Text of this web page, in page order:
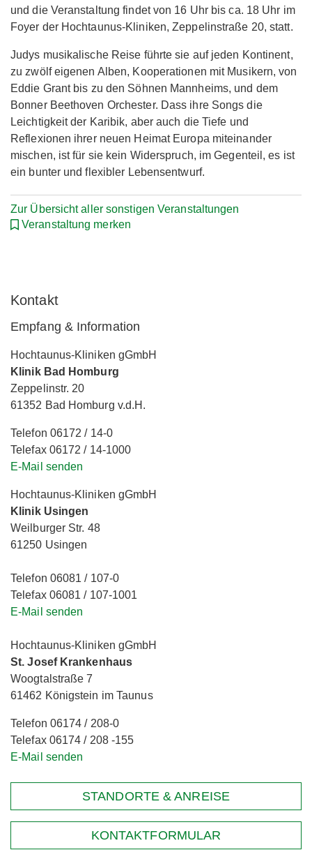
und die Veranstaltung findet von 16 Uhr bis ca. 18 Uhr im
Foyer der Hochtaunus-Kliniken, Zeppelinstraße 20, statt.
Judys musikalische Reise führte sie auf jeden Kontinent,
zu zwölf eigenen Alben, Kooperationen mit Musikern, von
Eddie Grant bis zu den Söhnen Mannheims, und dem
Bonner Beethoven Orchester. Dass ihre Songs die
Leichtigkeit der Karibik, aber auch die Tiefe und
Reflexionen ihrer neuen Heimat Europa miteinander
mischen, ist für sie kein Widerspruch, im Gegenteil, es ist
ein bunter und flexibler Lebensentwurf.
Zur Übersicht aller sonstigen Veranstaltungen
Veranstaltung merken
Kontakt
Empfang & Information
Hochtaunus-Kliniken gGmbH
Klinik Bad Homburg
Zeppelinstr. 20
61352 Bad Homburg v.d.H.
Telefon 06172 / 14-0
Telefax 06172 / 14-1000
E-Mail senden
Hochtaunus-Kliniken gGmbH
Klinik Usingen
Weilburger Str. 48
61250 Usingen
Telefon 06081 / 107-0
Telefax 06081 / 107-1001
E-Mail senden
Hochtaunus-Kliniken gGmbH
St. Josef Krankenhaus
Woogtalstraße 7
61462 Königstein im Taunus
Telefon 06174 / 208-0
Telefax 06174 / 208 -155
E-Mail senden
STANDORTE & ANREISE
KONTAKTFORMULAR